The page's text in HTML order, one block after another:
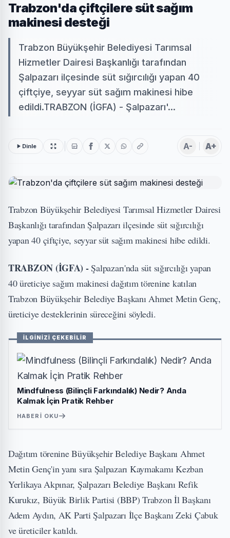
Trabzon'da çiftçilere süt sağım
makinesi desteği
Trabzon Büyükşehir Belediyesi Tarımsal
Hizmetler Dairesi Başkanlığı tarafından
Şalpazarı ilçesinde süt sığırcılığı yapan 40
çiftçiye, seyyar süt sağım makinesi hibe
edildi.TRABZON (İGFA) - Şalpazarı'...
Dinle A- A+
Trabzon Büyükşehir Belediyesi Tarımsal Hizmetler Dairesi
Başkanlığı tarafından Şalpazarı ilçesinde süt sığırcılığı
yapan 40 çiftçiye, seyyar süt sağım makinesi hibe edildi.
TRABZON (İGFA) - Şalpazarı'nda süt sığırcılığı yapan
40 üreticiye sağım makinesi dağıtım törenine katılan
Trabzon Büyükşehir Belediye Başkanı Ahmet Metin Genç,
üreticiye desteklerinin süreceğini söyledi.
İLGİNİZİ ÇEKEBİLİR
Mindfulness (Bilinçli Farkındalık) Nedir? Anda
Kalmak İçin Pratik Rehber
HABERI OKU
Dağıtım törenine Büyükşehir Belediye Başkanı Ahmet
Metin Genç'in yanı sıra Şalpazarı Kaymakamı Kezban
Yerlikaya Akpınar, Şalpazarı Belediye Başkanı Refik
Kurukız, Büyük Birlik Partisi (BBP) Trabzon İl Başkanı
Adem Aydın, AK Parti Şalpazarı İlçe Başkanı Zeki Çabuk
ve üreticiler katıldı.